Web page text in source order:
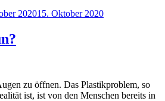
202015. Oktober 2020
zu öffnen. Das Plastikproblem, so
ist, ist von den Menschen bereits in